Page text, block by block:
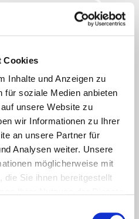
Cookies
Inhalte und Anzeigen zu
für soziale Medien anbieten
unsere Website zu
wir Informationen zu Ihrer
an unsere Partner für
Analysen weiter. Unsere
möglicherweise mit
die Sie ihnen bereitgestellt
OA Dr. Oskar
Janata
Facharzt für
Infektionskrankheite
n und Hygienearzt